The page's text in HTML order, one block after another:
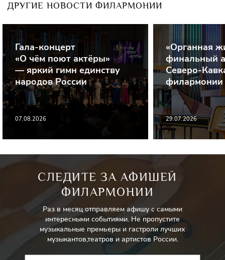
ДРУГИЕ НОВОСТИ ФИЛАРМОНИИ
Гала-концерт
«О чём поют актёры»
— яркий гимн единству
народов России
07.08.2026
«Органная
финальный
Северо-
филармонии
29.07.2026
СЛЕДИТЕ ЗА АФИШЕЙ
ФИЛАРМОНИИ
Раз в месяц отправляем афишу с самыми
интересными событиями. Не пропустите
музыкальные премьеры и гастроли лучших
музыкантов,театров и артистов России.